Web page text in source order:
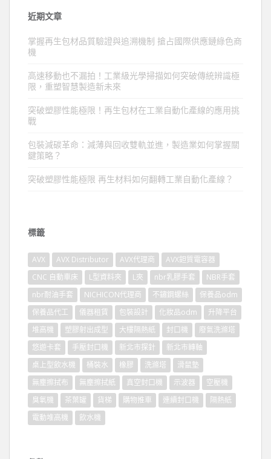
近期文章
掌握再生包材品質驗證與追溯機制 搶占國際供應鏈綠色商
機
高速移動也不漏拍！工業級光學掃描如何突破傳統辨識極
限，重塑智慧製造新未來
突破塑膠性能極限！再生包材在工業自動化產線的應用挑
戰
包裝減碳革命：減薄與回收雙軌並進，製造業如何掌握關
鍵策略？
突破塑膠性能極限 再生材料如何翻轉工業自動化產線？
標籤
AVX AVX Distributor AVX代理商
AVX鉭質電容器
CNC 自動車床
L型資料夾 L夾 nbr乳膠手套
NBR手套
nbr耐油手套
NICHICON代理商 不鏽鋼螺絲
保養品odm
保養品代工
儀器租賃 包裝設計 化妝品odm
升降平台
堆高機
塑膠射出成型 大樓隔熱紙 封口機
廢氣洗滌塔
悠遊卡套
手壓封口機 新北市探針
新北市轉軸
桌上型飲水機
桶裝水 橡膠 洗滌塔
滑鼠墊
無塵擦拭布
無塵擦拭紙 真空封口機 示波器
空壓機
臭氧機
茶葉罐 貨梯 購物推車 連續封口機
隔熱紙
電動堆高機
飲水機